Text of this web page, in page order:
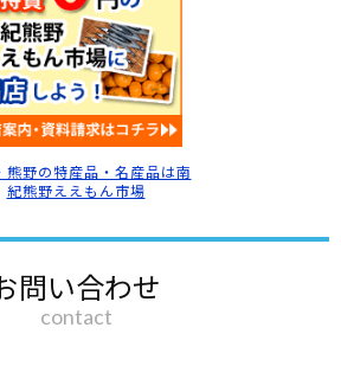
熊野の特産品・名産品は南
紀熊野ええもん市場
問い合わせ
contact